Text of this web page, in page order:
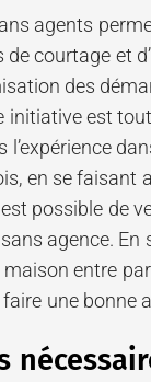
agents
courtage et
des
initiative est
l’expérience
en se faisant
possible de
agence. En
entre
une bonne